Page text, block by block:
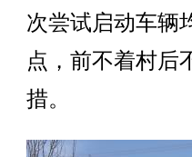
次尝试启动车辆
点，前不着村后
措。